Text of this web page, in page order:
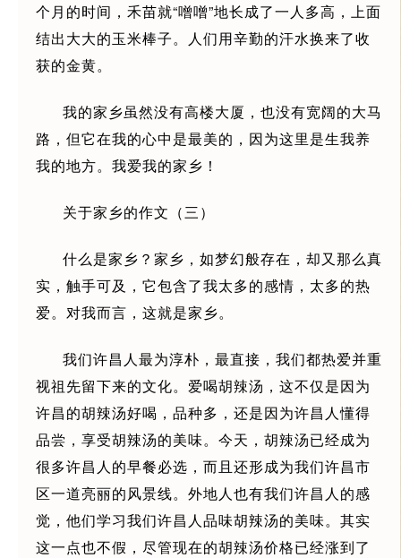
个月的时间，禾苗就“噌噌”地长成了一人多高，上面
结出大大的玉米棒子。人们用辛勤的汗水换来了收
获的金黄。
我的家乡虽然没有高楼大厦，也没有宽阔的大马
路，但它在我的心中是最美的，因为这里是生我养
我的地方。我爱我的家乡！
关于家乡的作文（三）
什么是家乡？家乡，如梦幻般存在，却又那么真
实，触手可及，它包含了我太多的感情，太多的热
爱。对我而言，这就是家乡。
我们许昌人最为淳朴，最直接，我们都热爱并重
视祖先留下来的文化。爱喝胡辣汤，这不仅是因为
许昌的胡辣汤好喝，品种多，还是因为许昌人懂得
品尝，享受胡辣汤的美味。今天，胡辣汤已经成为
很多许昌人的早餐必选，而且还形成为我们许昌市
区一道亮丽的风景线。外地人也有我们许昌人的感
觉，他们学习我们许昌人品味胡辣汤的美味。其实
这一点也不假，尽管现在的胡辣汤价格已经涨到了